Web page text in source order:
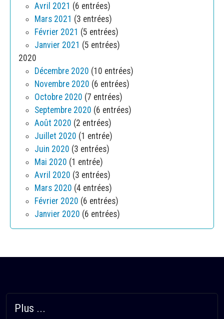
Avril 2021 (6 entrées)
Mars 2021 (3 entrées)
Février 2021 (5 entrées)
Janvier 2021 (5 entrées)
2020
Décembre 2020 (10 entrées)
Novembre 2020 (6 entrées)
Octobre 2020 (7 entrées)
Septembre 2020 (6 entrées)
Août 2020 (2 entrées)
Juillet 2020 (1 entrée)
Juin 2020 (3 entrées)
Mai 2020 (1 entrée)
Avril 2020 (3 entrées)
Mars 2020 (4 entrées)
Février 2020 (6 entrées)
Janvier 2020 (6 entrées)
Plus ...